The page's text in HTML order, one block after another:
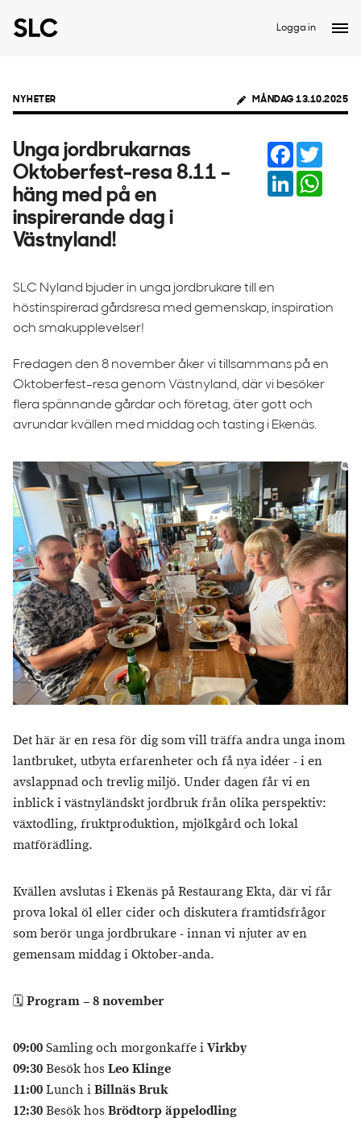
Logga in
NYHETER MÅNDAG 13.10.2025
Unga jordbrukarnas
Oktoberfest-resa 8.11 –
häng med på en
inspirerande dag i
Västnyland!
Facebook
LinkedIn
SLC Nyland bjuder in unga jordbrukare till en
höstinspirerad gårdsresa med gemenskap, inspiration
och smakupplevelser!
Fredagen den 8 november åker vi tillsammans på en
Oktoberfest-resa genom Västnyland, där vi besöker
flera spännande gårdar och företag, äter gott och
avrundar kvällen med middag och tasting i Ekenäs.
Det här är en resa för dig som vill träffa andra unga inom
lantbruket, utbyta erfarenheter och få nya idéer - i en
avslappnad och trevlig miljö. Under dagen får vi en
inblick i västnyländskt jordbruk från olika perspektiv:
växtodling, fruktproduktion, mjölkgård och lokal
matförädling.
Kvällen avslutas i Ekenäs på Restaurang Ekta, där vi får
prova lokal öl eller cider och diskutera framtidsfrågor
som berör unga jordbrukare - innan vi njuter av en
gemensam middag i Oktober-anda.
🗓️Program – 8 november
09:00Samling och morgonkaffe iVirkby
09:30Besök hosLeo Klinge
11:00Lunch iBillnäs Bruk
12:30Besök hosBrödtorp äppelodling